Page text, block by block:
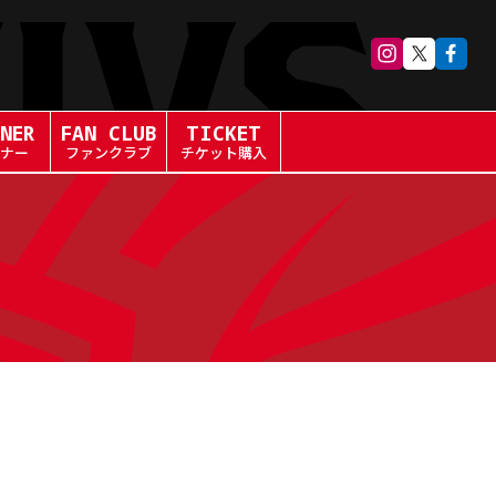
ー
FAN CLUB
ファンクラブ
TICKET
チケット購入